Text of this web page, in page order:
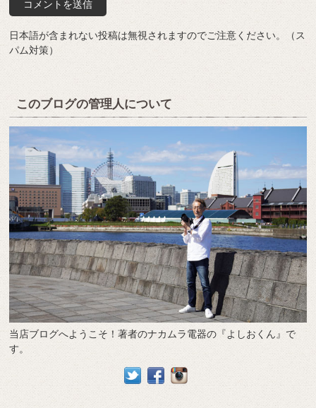
日本語が含まれない投稿は無視されますのでご注意ください。（ス
パム対策）
このブログの管理人について
当店ブログへようこそ！著者のナカムラ電器の『よしおくん』で
す。